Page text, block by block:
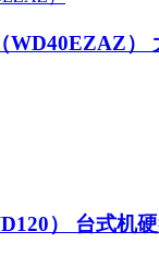
WD40EZAZ）
） 台式机